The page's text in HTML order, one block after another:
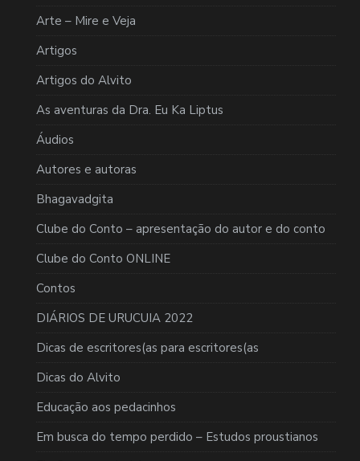
Arte – Mire e Veja
Artigos
Artigos do Alvito
As aventuras da Dra. Eu Ka Liptus
Áudios
Autores e autoras
Bhagavadgita
Clube do Conto – apresentação do autor e do conto
Clube do Conto ONLINE
Contos
DIÁRIOS DE URUCUIA 2022
Dicas de escritores(as para escritores(as
Dicas do Alvito
Educação aos pedacinhos
Em busca do tempo perdido – Estudos proustianos